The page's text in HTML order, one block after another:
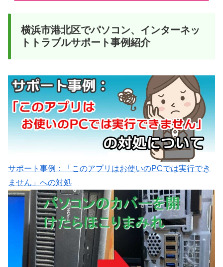
横浜市港北区でパソコン、インターネッ
トトラブルサポート事例紹介
サポート事例：「このアプリはお使いのPCでは実行でき
ません」への対処